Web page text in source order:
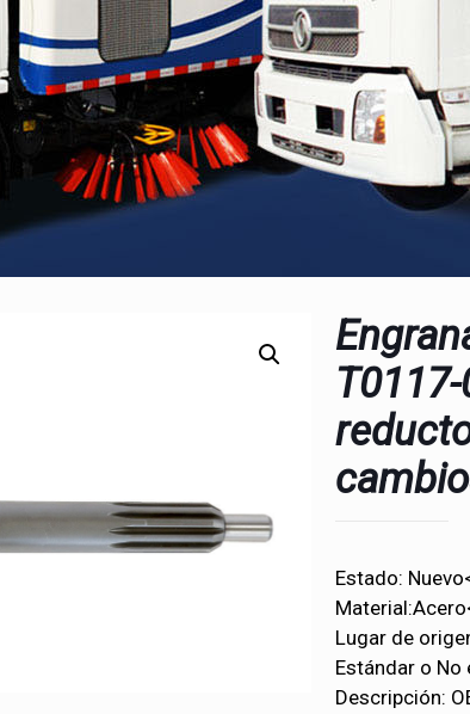
Estado:
Lugar de
Estándar o No
Descripción: